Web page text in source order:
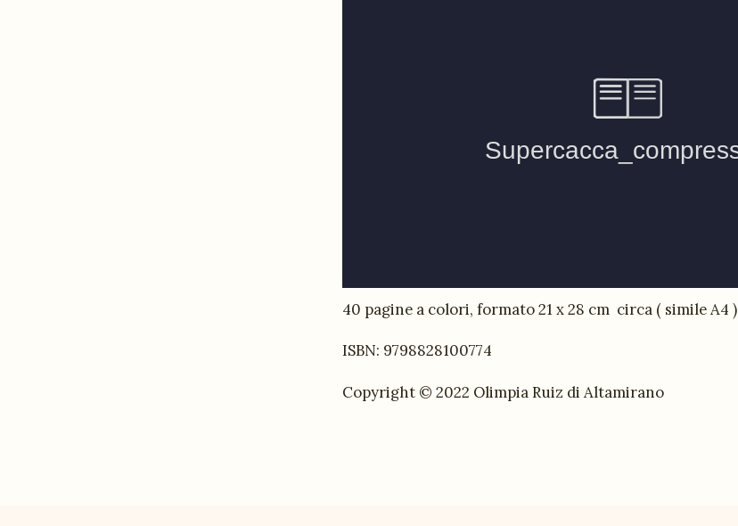
40 pagine a colori, formato 21 x 28 cm circa ( simile A4 )
ISBN: 9798828100774
Copyright © 2022 Olimpia Ruiz di Altamirano